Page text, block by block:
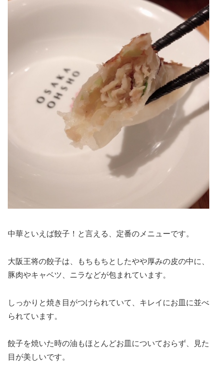
中華といえば餃子！と言える、定番のメニューです。
大阪王将の餃子は、もちもちとしたやや厚みの皮の中に、
豚肉やキャベツ、ニラなどが包まれています。
しっかりと焼き目がつけられていて、キレイにお皿に並べ
られています。
餃子を焼いた時の油もほとんどお皿についておらず、見た
目が美しいです。